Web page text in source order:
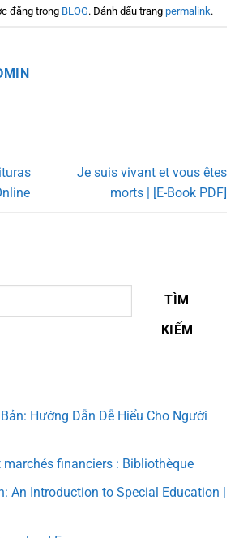
đăng trong BLOG. Đánh dấu trang permalink.
Je suis vivant et vous êtes
morts | [E-Book PDF]
TÌM
KIẾM
Hướng Dẫn Dễ Hiểu Cho Người
marchés financiers : Bibliothèque
An Introduction to Special Education |